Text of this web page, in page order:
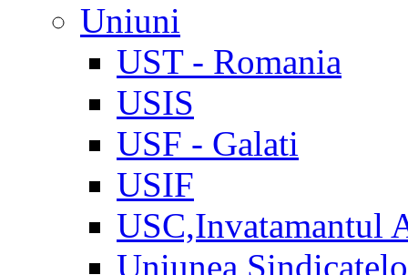
Uniuni
UST - Romania
USIS
USF - Galati
USIF
USC,Invatamantul
Uniunea